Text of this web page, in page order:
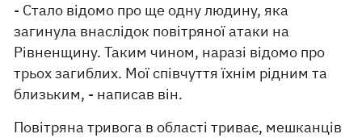
- Стало відомо про ще одну людину, яка
загинула внаслідок повітряної атаки на
Рівненщину. Таким чином, наразі відомо про
трьох загиблих. Мої співчуття їхнім рідним та
близьким, - написав він.
Повітряна тривога в області триває, мешканців